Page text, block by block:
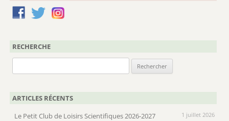
RECHERCHE
ARTICLES RÉCENTS
Le Petit Club de Loisirs Scientifiques 2026-2027
1 juillet 2026